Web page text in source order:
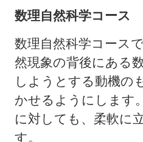
数理自然科学コース
数理自然科学コース
然現象の背後にある
しようとする動機の
かせるようにします
に対しても、柔軟に
す。